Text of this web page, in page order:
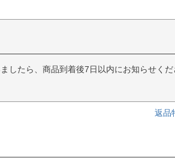
したら、商品到着後7日以内にお知らせくだ
返品